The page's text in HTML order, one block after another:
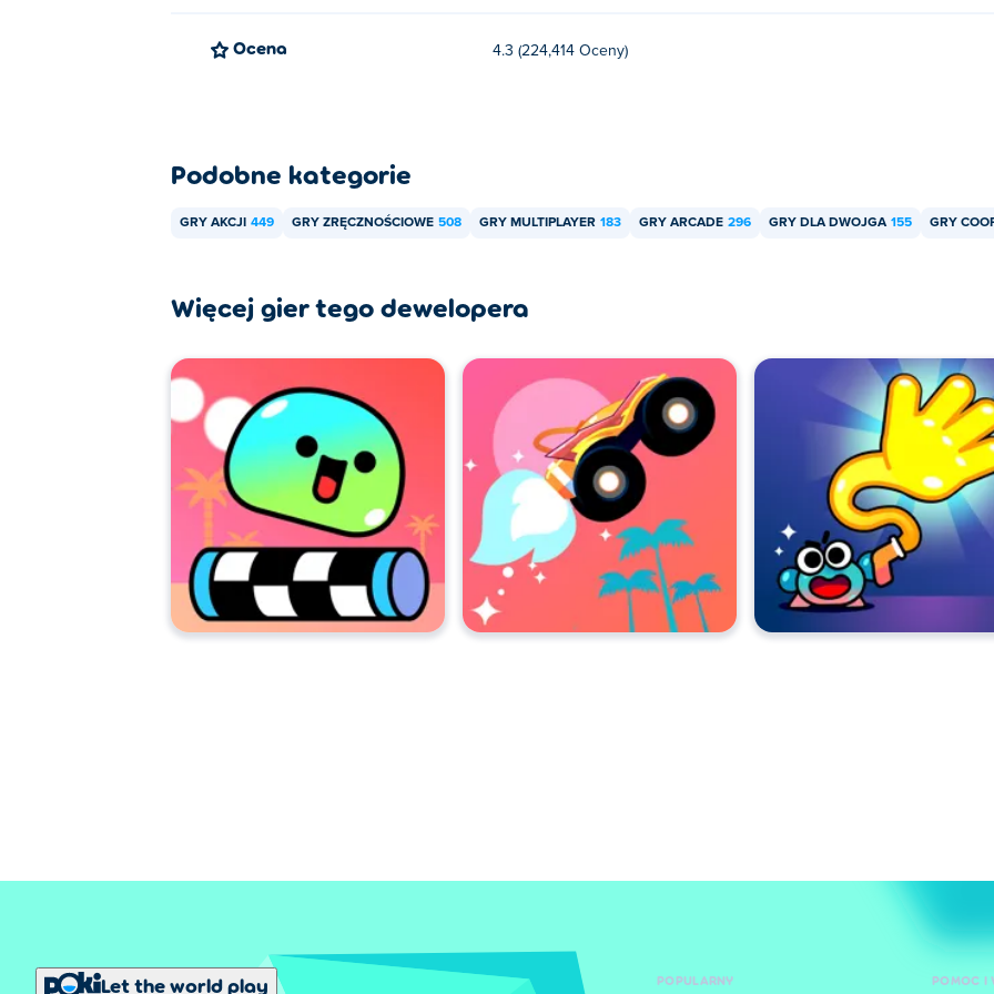
Ocena 4.3 (224,414 Oceny)
Podobne kategorie
GRY AKCJI 449 GRY ZRĘCZNOŚCIOWE 508 GRY MULTIPLAYER 183 GRY ARCADE 296 GRY DLA DWOJGA 155 GRY
Więcej gier tego dewelopera
Let the world play POPULARNY POMOC I